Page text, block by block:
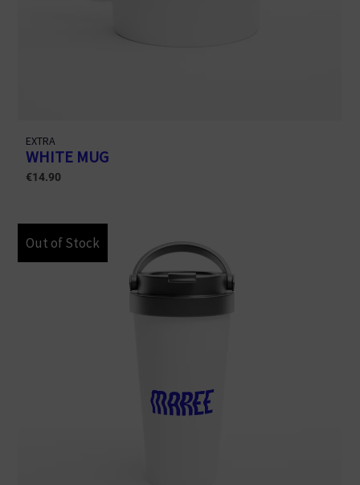
EXTRA
WHITE MUG
€14.90
Out of Stock